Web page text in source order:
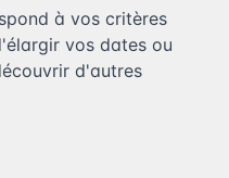
à vos critères
vos dates ou
d'autres